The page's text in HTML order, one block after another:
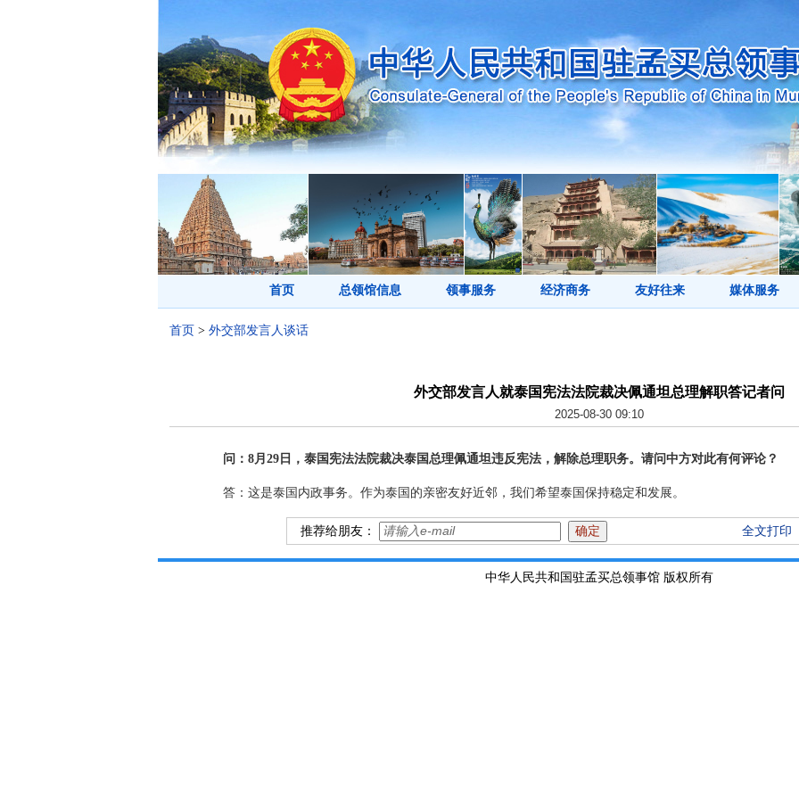
首页 总领馆信息 领事服务 经济商务 友好往来 媒体服务
首页 > 外交部发言人谈话
外交部发言人就泰国宪法法院裁决佩通坦总理解职答记者问
2025-08-30 09:10
问：8月29日，泰国宪法法院裁决泰国总理佩通坦违反宪法，解除总理职务。请问中方对此有何评论？
答：这是泰国内政事务。作为泰国的亲密友好近邻，我们希望泰国保持稳定和发展。
推荐给朋友： 全文打印
中华人民共和国驻孟买总领事馆 版权所有